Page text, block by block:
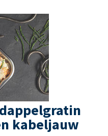
kabeljauw